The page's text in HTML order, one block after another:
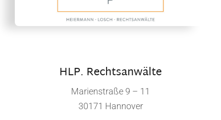
HLP. Rechtsanwälte
Marienstraße 9 – 11
30171 Hannover